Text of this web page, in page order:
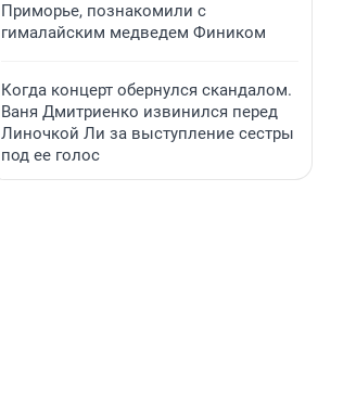
Приморье, познакомили с
гималайским медведем Фиником
Когда концерт обернулся скандалом.
Ваня Дмитриенко извинился перед
Линочкой Ли за выступление сестры
под ее голос